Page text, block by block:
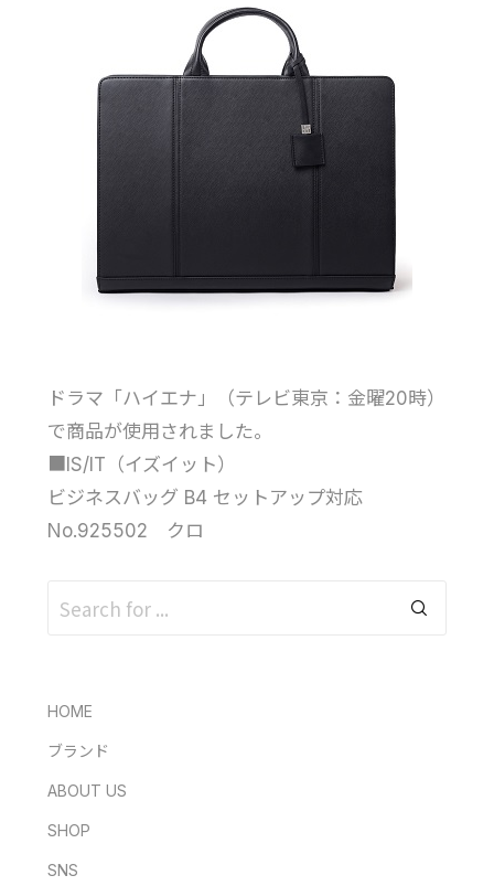
ドラマ「ハイエナ」（テレビ東京：金曜20時）
で商品が使用されました。
■IS/IT（イズイット）
ビジネスバッグ B4 セットアップ対応
No.925502 クロ
HOME
ブランド
ABOUT US
SHOP
SNS